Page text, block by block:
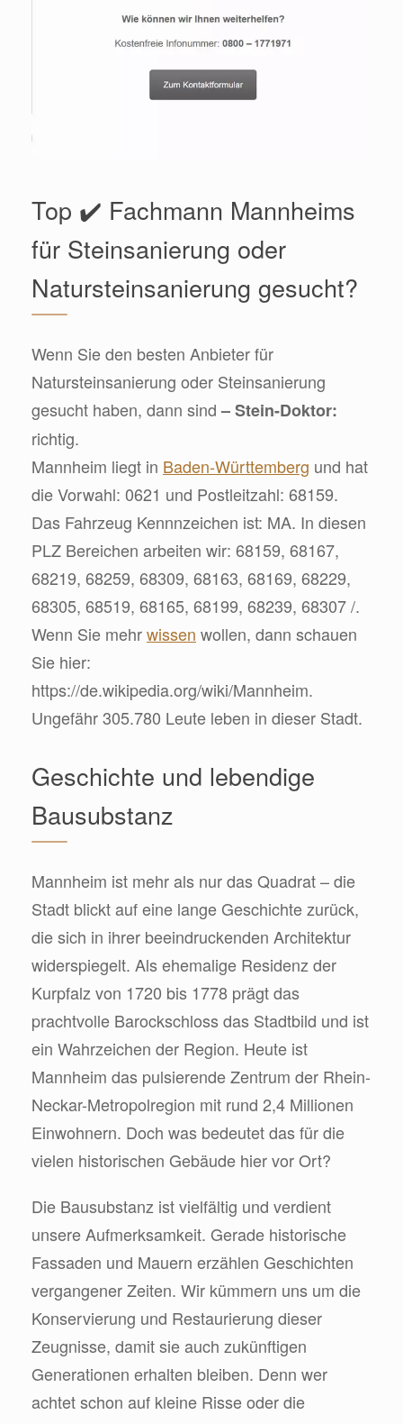
Top ✔️ Fachmann Mannheims
für Steinsanierung oder
Natursteinsanierung gesucht?
Wenn Sie den besten Anbieter für
Natursteinsanierung oder Steinsanierung
gesucht haben, dann sind– Stein-Doktor:
richtig.
Mannheim liegt in Baden-Württemberg und hat
die Vorwahl: 0621 und Postleitzahl: 68159.
Das Fahrzeug Kennnzeichen ist: MA. In diesen
PLZ Bereichen arbeiten wir: 68159, 68167,
68219, 68259, 68309, 68163, 68169, 68229,
68305, 68519, 68165, 68199, 68239, 68307 /.
Wenn Sie mehrwissen wollen, dann schauen
Sie hier:
https://de.wikipedia.org/wiki/Mannheim.
Ungefähr 305.780 Leute leben in dieser Stadt.
Geschichte und lebendige
Bausubstanz
Mannheim ist mehr als nur das Quadrat – die
Stadt blickt auf eine lange Geschichte zurück,
die sich in ihrer beeindruckenden Architektur
widerspiegelt. Als ehemalige Residenz der
Kurpfalz von 1720 bis 1778 prägt das
prachtvolle Barockschloss das Stadtbild und ist
ein Wahrzeichen der Region. Heute ist
Mannheim das pulsierende Zentrum der Rhein-
Neckar-Metropolregion mit rund 2,4 Millionen
Einwohnern. Doch was bedeutet das für die
vielen historischen Gebäude hier vor Ort?
Die Bausubstanz ist vielfältig und verdient
unsere Aufmerksamkeit. Gerade historische
Fassaden und Mauern erzählen Geschichten
vergangener Zeiten. Wir kümmern uns um die
Konservierung und Restaurierung dieser
Zeugnisse, damit sie auch zukünftigen
Generationen erhalten bleiben. Denn wer
achtet schon auf kleine Risse oder die